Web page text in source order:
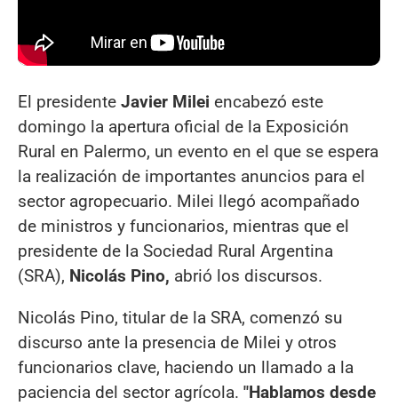
El presidente Javier Milei encabezó este
domingo la apertura oficial de la Exposición
Rural en Palermo, un evento en el que se espera
la realización de importantes anuncios para el
sector agropecuario. Milei llegó acompañado
de ministros y funcionarios, mientras que el
presidente de la Sociedad Rural Argentina
(SRA), Nicolás Pino, abrió los discursos.
Nicolás Pino, titular de la SRA, comenzó su
discurso ante la presencia de Milei y otros
funcionarios clave, haciendo un llamado a la
paciencia del sector agrícola. "Hablamos desde